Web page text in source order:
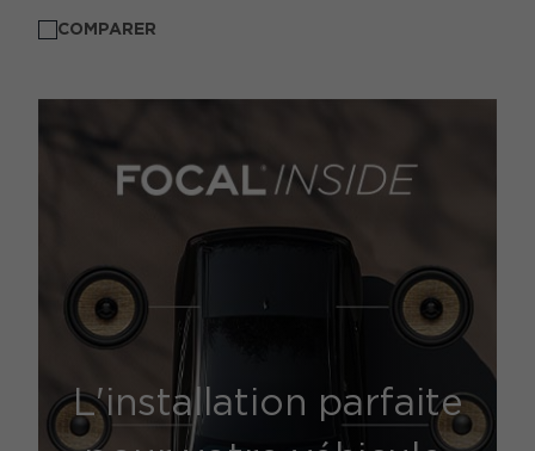
COMPARER
L'installation parfaite